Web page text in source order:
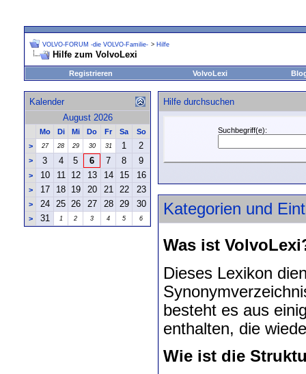
VOLVO-FORUM -die VOLVO-Familie- > Hilfe
Hilfe zum VolvoLexi
Registrieren VolvoLexi
Kalender
August 2026
Mo Di Mi Do Fr Sa
So
>
27 28 29 30 31 1 2
> 3 4 5 6 7 8 9
> 10 11 12 13 14 15 16
> 17 18 19 20 21 22 23
> 24 25 26 27 28 29 30
> 31 1 2 3 4 5 6
Hilfe durchsuchen
Suchbegriff(e):
Kategorien und
Was ist
Dieses Lexikon
besteht es aus
enthalten, die
Wie ist die